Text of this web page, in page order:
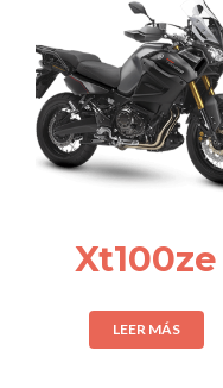
Xt100ze
LEER MÁS